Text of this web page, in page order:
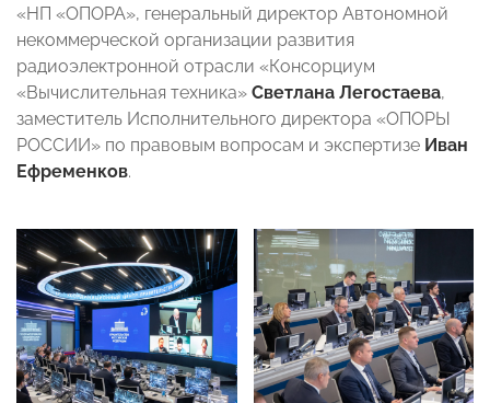
«НП «ОПОРА», генеральный директор Автономной
некоммерческой организации развития
радиоэлектронной отрасли «Консорциум
«Вычислительная техника» Светлана Легостаева,
заместитель Исполнительного директора «ОПОРЫ
РОССИИ» по правовым вопросам и экспертизе Иван
Ефременков.